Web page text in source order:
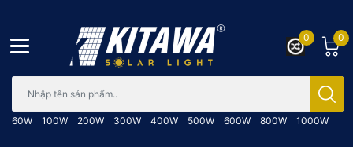
60W 100W 200W 300W 400W 500W 600W 800W 1000W
0
0